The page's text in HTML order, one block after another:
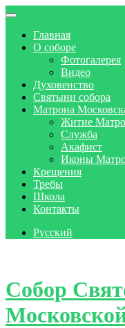
Главная
О соборе
Фотогалерея
Видео
Духовенство
Святыни собора
Матрона
Житие
Служба
Акафист
Иконы
Крещения
Требы
Школа
Контакты
Русский
Собор